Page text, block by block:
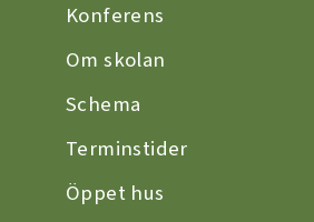
Konferens
Om skolan
Schema
Terminstider
Öppet hus